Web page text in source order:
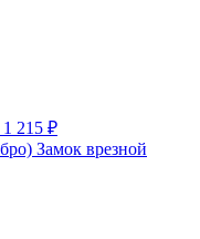
1 215 ₽
Замок врезной